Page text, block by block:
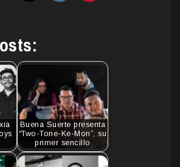
Buena Suerte presenta
“Two-Tone-Ke-Mon”, su
primer sencillo